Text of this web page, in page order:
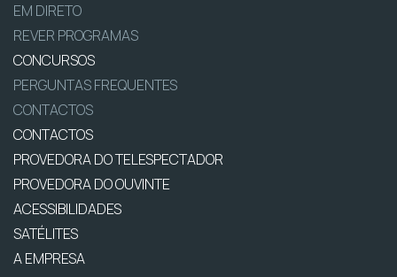
EM DIRETO
REVER PROGRAMAS
CONCURSOS
PERGUNTAS FREQUENTES
CONTACTOS
CONTACTOS
PROVEDORA DO TELESPECTADOR
PROVEDORA DO OUVINTE
ACESSIBILIDADES
SATÉLITES
A EMPRESA